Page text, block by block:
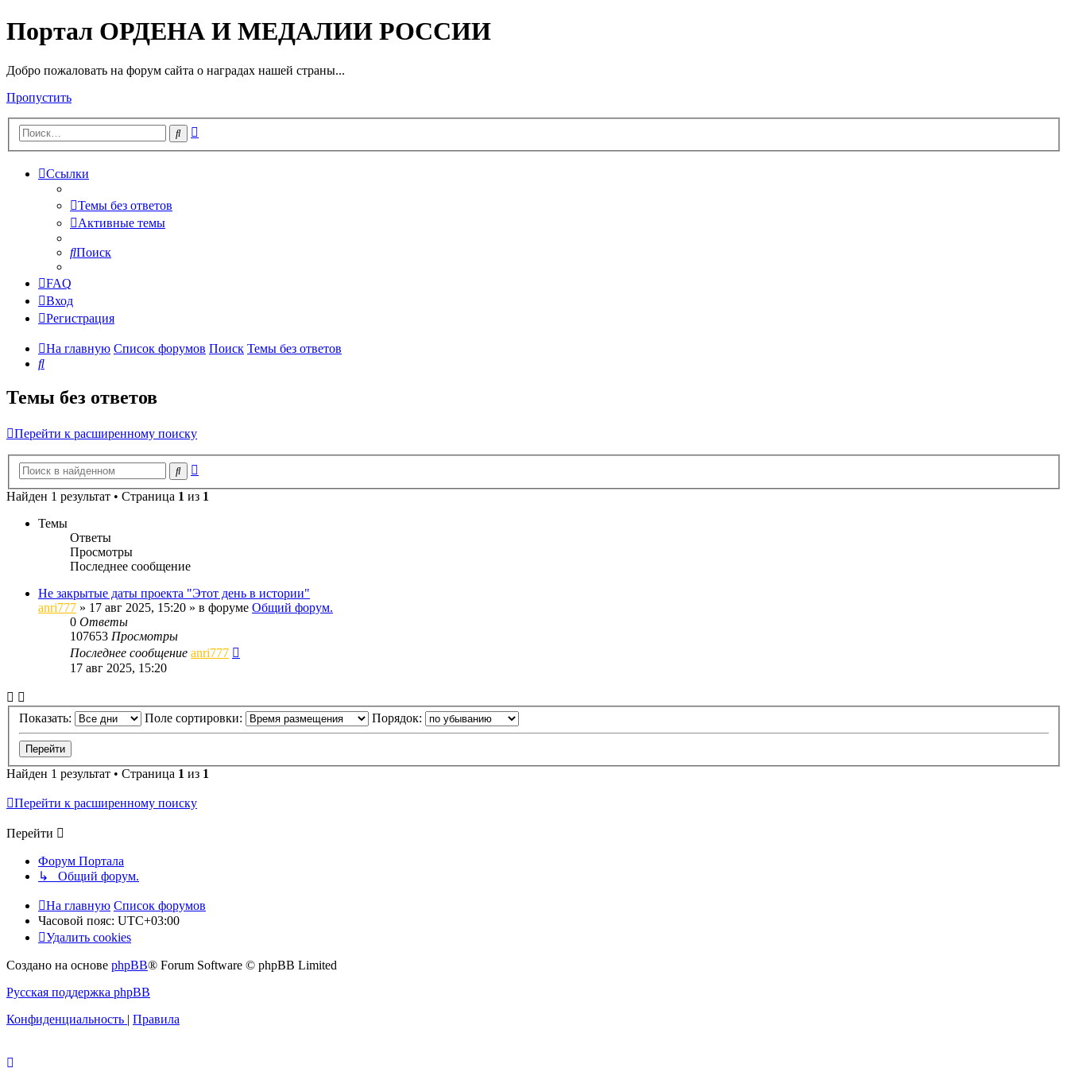
Портал ОРДЕНА И МЕДАЛИИ РОССИИ
Добро пожаловать на форум сайта о наградах нашей страны...
Пропустить
Поиск
Ссылки
Темы без ответов
Активные темы
Поиск
FAQ
Вход
Регистрация
На главную Список форумов Поиск Темы без ответов
Поиск
Темы без ответов
Перейти к расширенному поиску
Поиск
Найден 1 результат • Страница 1 из 1
Темы
Ответы
Просмотры
Последнее сообщение
Не закрытые даты проекта "Этот день в истории"
anri777 » 17 авг 2025, 15:20 » в форуме Общий форум.
0 Ответы
107653 Просмотры
Последнее сообщение anri777
17 авг 2025, 15:20
Показать: Поле сортировки: Порядок:
Найден 1 результат • Страница 1 из 1
Перейти к расширенному поиску
Перейти
Форум Портала
↳ Общий форум.
На главную Список форумов
Часовой пояс: UTC+03:00
Удалить cookies
Создано на основе phpBB® Forum Software © phpBB Limited
Русская поддержка phpBB
Конфиденциальность
Правила